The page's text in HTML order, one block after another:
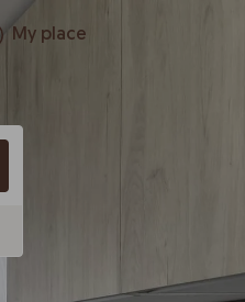
My place